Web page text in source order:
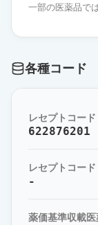
一部の医薬品で
各種コード
レセプトコー
622876201
レセプトコー
-
薬価基準収載